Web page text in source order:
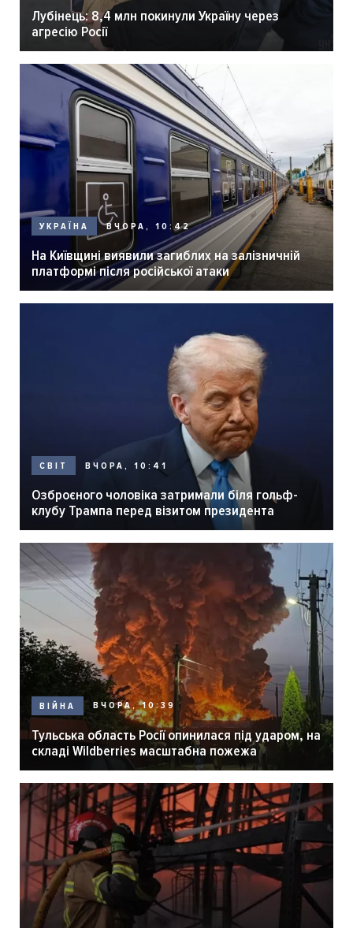
Лубінець: 8,4 млн покинули Україну через
агресію Росії
УКРАЇНА ВЧОРА, 10:42
На Київщині виявили загиблих на залізничній
платформі після російської атаки
СВІТ ВЧОРА, 10:41
Озброєного чоловіка затримали біля гольф-
клубу Трампа перед візитом президента
ВІЙНА ВЧОРА, 10:39
Тульська область Росії опинилася під ударом, на
складі Wildberries масштабна пожежа